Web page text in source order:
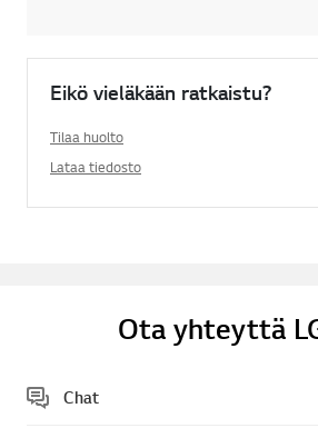
Eikö vieläkään ratkaistu?
Tilaa huolto
Lataa tiedosto
Ota yhteyttä
Chat